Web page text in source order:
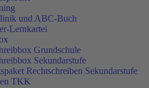
und ABC-Buch
Lernkartei
Grundschule
Sekundarstufe
Rechtschreiben Sekundarstufe
TKK